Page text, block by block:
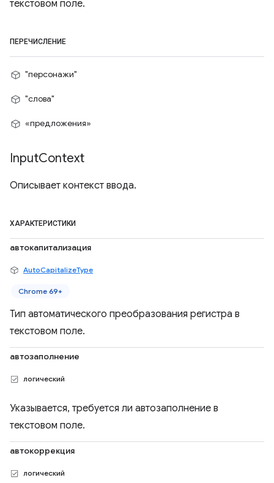
текстовом поле.
ПЕРЕЧИСЛЕНИЕ
"персонажи"
"слова"
«предложения»
InputContext
Описывает контекст ввода.
ХАРАКТЕРИСТИКИ
автокапитализация
AutoCapitalizeType
Chrome 69+
Тип автоматического преобразования регистра в
текстовом поле.
автозаполнение
логический
Указывается, требуется ли автозаполнение в
текстовом поле.
автокоррекция
логический